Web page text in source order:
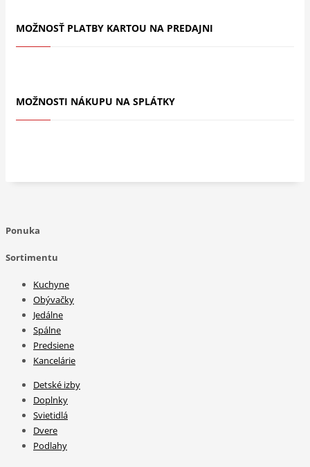
MOŽNOSŤ PLATBY KARTOU NA PREDAJNI
MOŽNOSTI NÁKUPU NA SPLÁTKY
Ponuka
Sortimentu
Kuchyne
Obývačky
Jedálne
Spálne
Predsiene
Kancelárie
Detské izby
Doplnky
Svietidlá
Dvere
Podlahy